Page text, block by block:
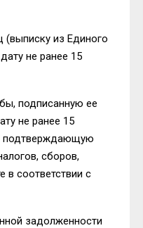
(выписку из Единого
не ранее 15
подписанную ее
не ранее 15
подтверждающую
сборов,
в соответствии с
задолженности